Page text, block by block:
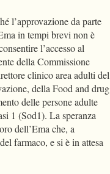
l’approvazione da parte
in tempi brevi non è
l’accesso al
della Commissione
clinico area adulti del
della Food and drug
delle persone adulte
1 (Sod1). La speranza
dell’Ema che, a
farmaco, e si è in attesa